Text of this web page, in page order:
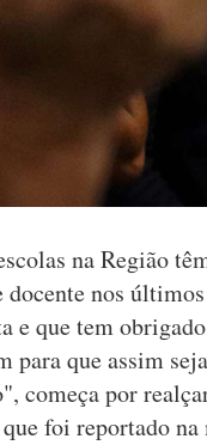
na Região
nos
e que tem
para que assim
começa por
foi reportado